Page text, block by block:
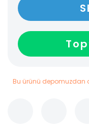
Bu ürünü depomuzdan